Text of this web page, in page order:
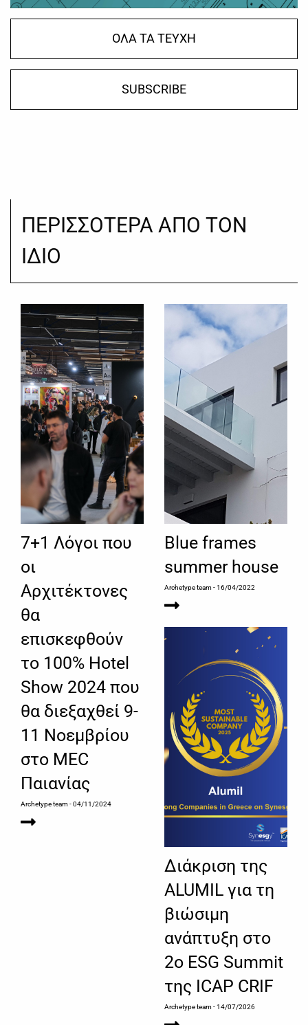
ΟΛΑ ΤΑ ΤΕΥΧΗ
SUBSCRIBE
ΠΕΡΙΣΣΟΤΕΡΑ ΑΠΟ ΤΟΝ
ΙΔΙΟ
7+1 Λόγοι που
οι
Αρχιτέκτονες
θα
επισκεφθούν
το 100% Hotel
Show 2024 που
θα διεξαχθεί 9-
11 Νοεμβρίου
στο MEC
Παιανίας
Archetype team- 04/11/2024
Blue frames
summer house
Archetype team- 16/04/2022
Διάκριση της
ALUMIL για τη
βιώσιμη
ανάπτυξη στο
2ο ESG Summit
της ICAP CRIF
Archetype team- 14/07/2026